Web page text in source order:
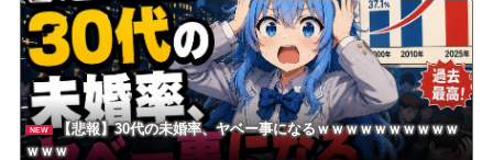
インのPV撮影して炎上中w w w
w w w w w w
ｗｗｗｗｗｗｗｗｗｗｗｗｗｗ
ｗｗｗ
NEW
【悲報】30代の未婚率、ヤベー事になるｗｗｗｗｗｗｗｗｗｗ
ｗｗｗ